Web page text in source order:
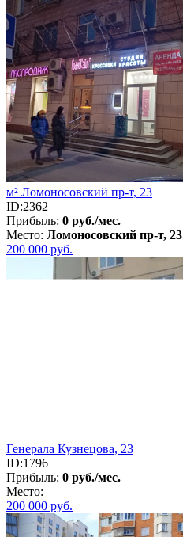
м² Ломоносовский пр-т, 23
ID:2362
Прибыль: 0 руб./мес.
Место: Ломоносовский пр-т, 23
200 000 руб.
Генерала Кузнецова, 23
ID:1796
Прибыль: 0 руб./мес.
Место:
200 000 руб.